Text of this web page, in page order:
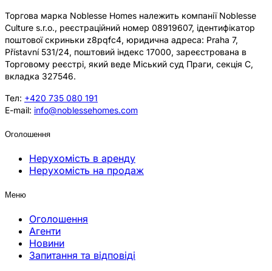
Торгова марка Noblesse Homes належить компанії Noblesse
Culture s.r.o., реєстраційний номер 08919607, ідентифікатор
поштової скриньки z8pqfc4, юридична адреса: Praha 7,
Přístavní 531/24, поштовий індекс 17000, зареєстрована в
Торговому реєстрі, який веде Міський суд Праги, секція C,
вкладка 327546.
Тел: +420 735 080 191
E-mail: info@noblessehomes.com
Оголошення
Нерухомість в аренду
Нерухомість на продаж
Меню
Оголошення
Агенти
Новини
Запитання та відповіді